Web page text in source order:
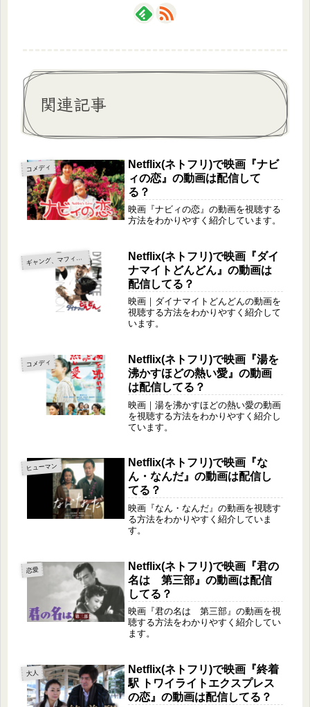
関連記事
コメディ
Netflix(ネトフリ)で映画『ナビ
ィの恋』の動画は配信して
る？
映画『ナビィの恋』の動画を視聴する
方法をわかりやすく紹介しています。
ギ ャング、マフィア、ヤクザ
Netflix(ネトフリ)で映画『ダイ
ナマイトどんどん』の動画は
配信してる？
映画｜ダイナマイトどんどんの動画を
視聴する方法をわかりやすく紹介して
います。
コメディ
Netflix(ネトフリ)で映画『湯を
沸かすほどの熱い愛』の動画
は配信してる？
映画｜湯を沸かすほどの熱い愛の動画
を視聴する方法をわかりやすく紹介し
ています。
ヒューマン
Netflix(ネトフリ)で映画『な
ん・なんだ』の動画は配信し
てる？
映画『なん・なんだ』の動画を視聴す
る方法をわかりやすく紹介していま
す。
恋愛
Netflix(ネトフリ)で映画『君の
名は 第三部』の動画は配信
してる？
映画『君の名は 第三部』の動画を視
聴する方法をわかりやすく紹介してい
ます。
大人
Netflix(ネトフリ)で映画『終着
駅 トワイライトエクスプレス
の恋』の動画は配信してる？